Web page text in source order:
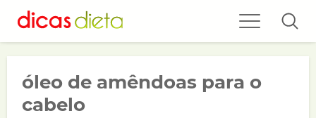
óleo de amêndoas para o
cabelo